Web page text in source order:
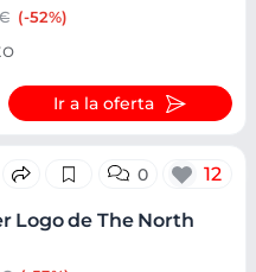
(-52%)
Ir a la oferta
0 12
Logo de The North